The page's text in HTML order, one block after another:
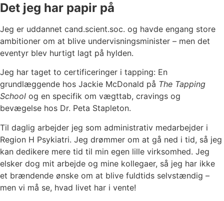
Det jeg har papir på
Jeg er uddannet cand.scient.soc. og havde engang store
ambitioner om at blive undervisningsminister – men det
eventyr blev hurtigt lagt på hylden.
Jeg har taget to certificeringer i tapping: En
grundlæggende hos Jackie McDonald på The Tapping
School og en specifik om vægttab, cravings og
bevægelse hos Dr. Peta Stapleton.
Til daglig arbejder jeg som administrativ medarbejder i
Region H Psykiatri. Jeg drømmer om at gå ned i tid, så jeg
kan dedikere mere tid til min egen lille virksomhed. Jeg
elsker dog mit arbejde og mine kollegaer, så jeg har ikke
et brændende ønske om at blive fuldtids selvstændig –
men vi må se, hvad livet har i vente!